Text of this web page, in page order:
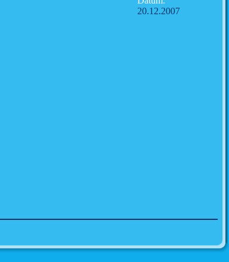
20.12.2007